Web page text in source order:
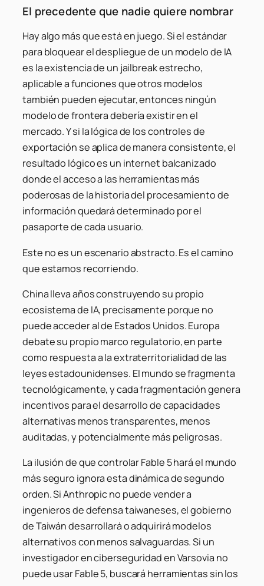
El precedente que nadie quiere nombrar
Hay algo más que está en juego. Si el estándar
para bloquear el despliegue de un modelo de IA
es la existencia de un jailbreak estrecho,
aplicable a funciones que otros modelos
también pueden ejecutar, entonces ningún
modelo de frontera debería existir en el
mercado. Y si la lógica de los controles de
exportación se aplica de manera consistente, el
resultado lógico es un internet balcanizado
donde el acceso a las herramientas más
poderosas de la historia del procesamiento de
información quedará determinado por el
pasaporte de cada usuario.
Este no es un escenario abstracto. Es el camino
que estamos recorriendo.
China lleva años construyendo su propio
ecosistema de IA, precisamente porque no
puede acceder al de Estados Unidos. Europa
debate su propio marco regulatorio, en parte
como respuesta a la extraterritorialidad de las
leyes estadounidenses. El mundo se fragmenta
tecnológicamente, y cada fragmentación genera
incentivos para el desarrollo de capacidades
alternativas menos transparentes, menos
auditadas, y potencialmente más peligrosas.
La ilusión de que controlar Fable 5 hará el mundo
más seguro ignora esta dinámica de segundo
orden. Si Anthropic no puede vender a
ingenieros de defensa taiwaneses, el gobierno
de Taiwán desarrollará o adquirirá modelos
alternativos con menos salvaguardas. Si un
investigador en ciberseguridad en Varsovia no
puede usar Fable 5, buscará herramientas sin los